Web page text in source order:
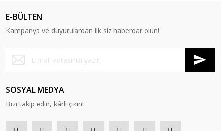
E-BÜLTEN
Kampanya ve duyurulardan ilk siz haberdar olun!
SOSYAL MEDYA
Bizi takip edin, kârlı çıkın!